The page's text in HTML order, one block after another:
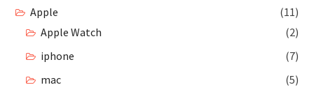
Apple
(11)
Apple Watch
(2)
iphone
(7)
mac
(5)